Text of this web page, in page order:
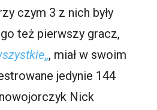
czym 3 z nich były
też pierwszy gracz,
„, miał w swoim
jedynie 144
Nick